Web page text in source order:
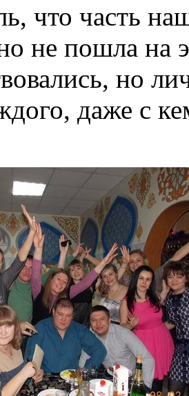
что часть
не пошла на
но
даже с